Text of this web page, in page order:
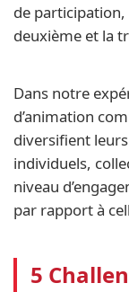
de
deuxième et la
Dans notre
d’animation
diversifient
individuels,
niveau
par rapport à
5